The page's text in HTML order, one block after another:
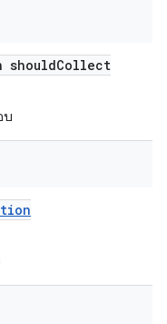
shouldCollect
บ